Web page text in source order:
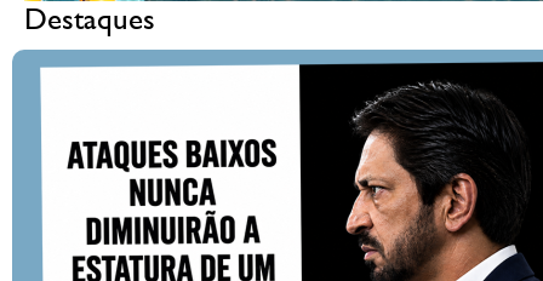
Destaques